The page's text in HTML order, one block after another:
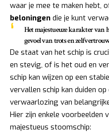
waar je mee te maken hebt,
beloningen die je kunt
Het majestueuze karakter van
gevoel van trots en
De staat van het schip is
en stevig, of is het oud en
schip kan wijzen op een
vervallen schip kan duiden
verwaarlozing van
Hier zijn enkele voorbeelden
majestueus stoomschip: